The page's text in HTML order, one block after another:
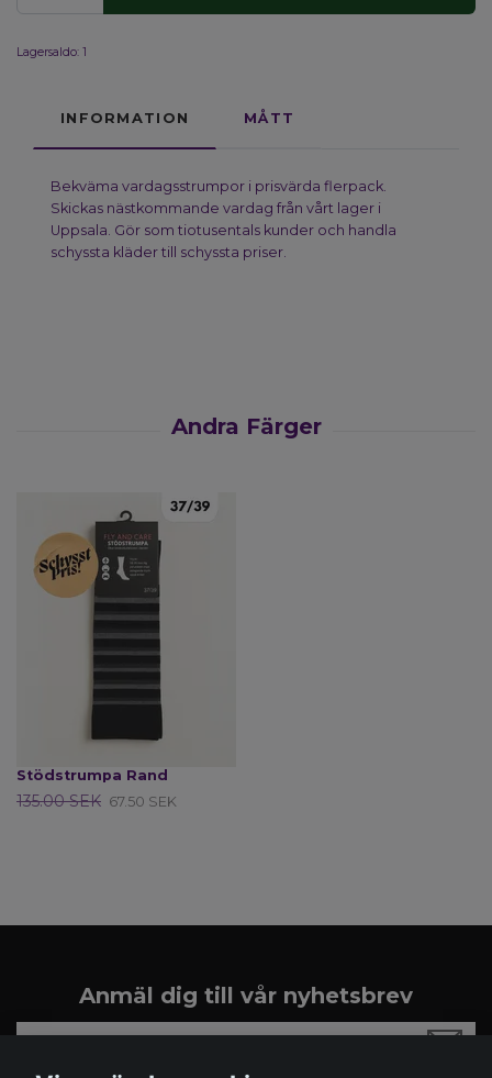
Lagersaldo: 1
INFORMATION MÅTT
Bekväma vardagsstrumpor i prisvärda flerpack.
Skickas nästkommande vardag från vårt lager i
Uppsala. Gör som tiotusentals kunder och handla
schyssta kläder till schyssta priser.
Stödstrumpa Rand
135.00 SEK 67.50 SEK
Anmäl dig till vår nyhetsbrev